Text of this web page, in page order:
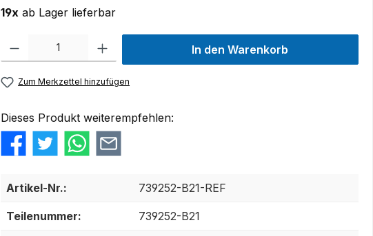
19x ab Lager lieferbar
Produkt Anzahl: Gib den gewünschten Wert ein oder benutze die Schaltflächen um die
In den Warenkorb
Zum Merkzettel hinzufügen
Dieses Produkt weiterempfehlen:
Artikel-Nr.: 739252-B21-REF
Teilenummer: 739252-B21